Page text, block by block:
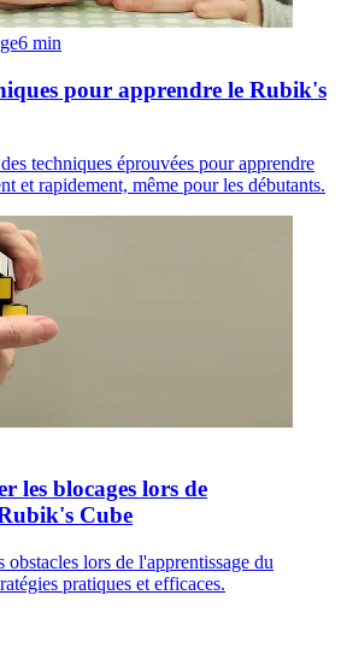
6 min
pour apprendre le Rubik's
techniques éprouvées pour apprendre
et rapidement, même pour les débutants.
les blocages lors de
Cube
lors de l'apprentissage du
pratiques et efficaces.